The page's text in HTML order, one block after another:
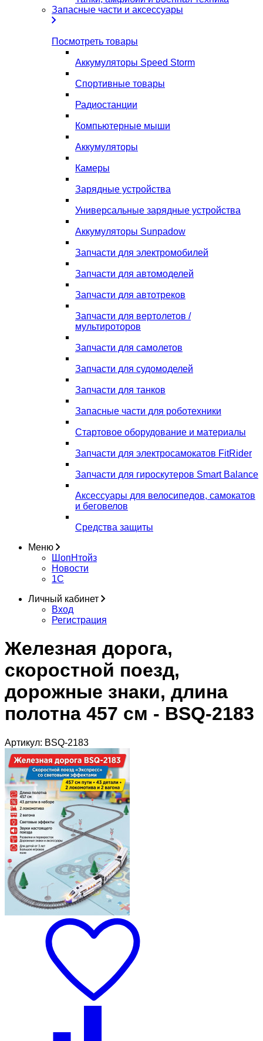
Запасные части и аксессуары
Посмотреть товары
Аккумуляторы Speed Storm
Спортивные товары
Радиостанции
Компьютерные мыши
Аккумуляторы
Камеры
Зарядные устройства
Универсальные зарядные устройства
Аккумуляторы Sunpadow
Запчасти для электромобилей
Запчасти для автомоделей
Запчасти для автотреков
Запчасти для вертолетов /
мультироторов
Запчасти для самолетов
Запчасти для судомоделей
Запчасти для танков
Запасные части для роботехники
Стартовое оборудование и материалы
Запчасти для электросамокатов FitRider
Запчасти для гироскутеров Smart Balance
Аксессуары для велосипедов, самокатов
и беговелов
Средства защиты
Меню
ШопНтойз
Новости
1C
Личный кабинет
Вход
Регистрация
Железная дорога,
скоростной поезд,
дорожные знаки, длина
полотна 457 см - BSQ-2183
Артикул: BSQ-2183